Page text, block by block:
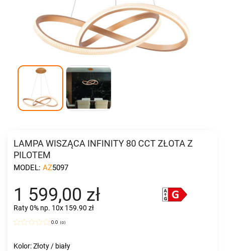
LAMPA WISZĄCA INFINITY 80 CCT ZŁOTA Z
PILOTEM
MODEL: AZ5097
1 599,00 zł
Raty 0% np. 10x 159.90 zł
0.0 (0)
Kolor: Złoty / biały